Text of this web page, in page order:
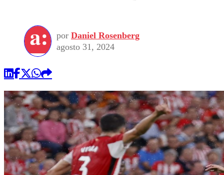
por Daniel Rosenberg
agosto 31, 2024